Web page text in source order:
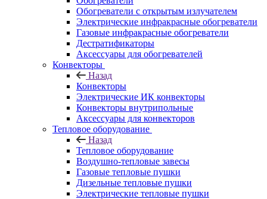
Обогреватели с открытым излучателем
Электрические инфракрасные обогреватели
Газовые инфракрасные обогреватели
Дестратификаторы
Аксессуары для обогревателей
Конвекторы
Назад
Конвекторы
Электрические ИК конвекторы
Конвекторы внутрипольные
Аксессуары для конвекторов
Тепловое оборудование
Назад
Тепловое оборудование
Воздушно-тепловые завесы
Газовые тепловые пушки
Дизельные тепловые пушки
Электрические тепловые пушки